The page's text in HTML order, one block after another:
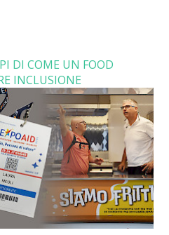
DI COME UN FOOD
INCLUSIONE